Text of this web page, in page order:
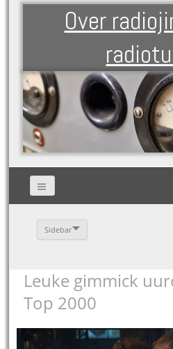
Over
Sidebar
Leuke gimmick
Top 2000